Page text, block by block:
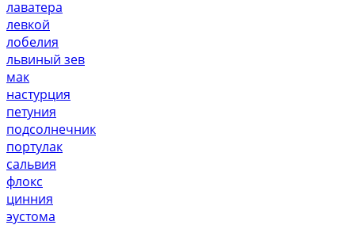
лаватера
левкой
лобелия
львиный зев
мак
настурция
петуния
подсолнечник
портулак
сальвия
флокс
цинния
эустома